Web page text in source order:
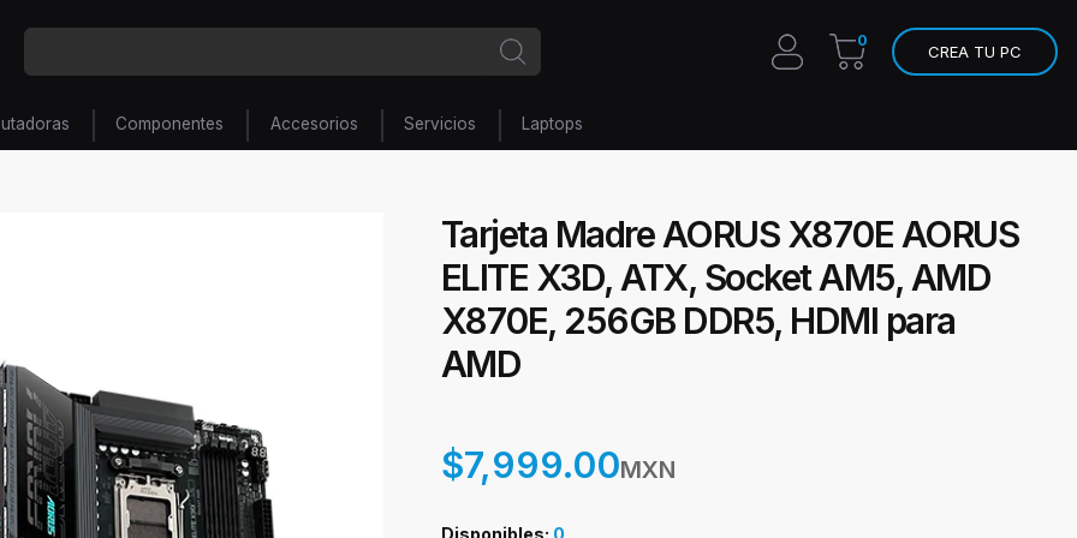
0
CREA TU PC
Componentes Accesorios Servicios Laptops
Tarjeta Madre AORUS X870E AORUS
ELITE X3D, ATX, Socket AM5, AMD
X870E, 256GB DDR5, HDMI para
AMD
$7,999.00MXN